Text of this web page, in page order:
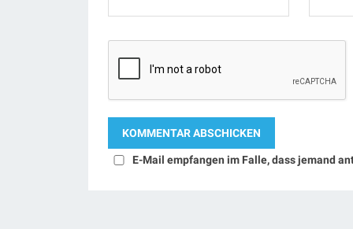
E-Mail empfangen im Falle, dass jemand